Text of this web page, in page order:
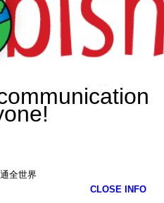
全世界
CLOSE INFO